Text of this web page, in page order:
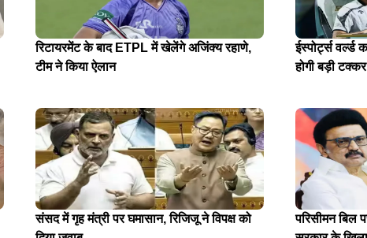
रिटायरमेंट के बाद ETPL में खेलेंगे अजिंक्य रहाणे,
टीम ने किया ऐलान
ईस्पोर्ट्स वर्ल्ड
होगी बड़ी टक्कर
संसद में गृह मंत्री पर घमासान, रिजिजू ने विपक्ष को
परिसीमन बिल